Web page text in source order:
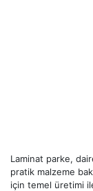
Laminat parke,
pratik malzeme
için temel üretimi ile